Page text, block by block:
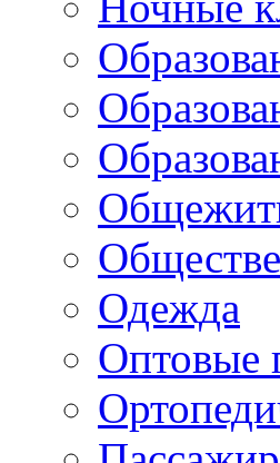
Одежда
Оптовые